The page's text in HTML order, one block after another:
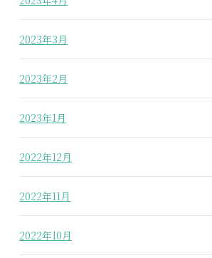
2023年3月
2023年2月
2023年1月
2022年12月
2022年11月
2022年10月